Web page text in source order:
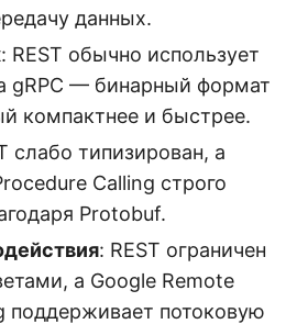
данных.
: REST обычно использует
gRPC — бинарный формат
компактнее и быстрее.
слабо типизирован, а
Calling строго
Protobuf.
: REST ограничен
а Google Remote
поддерживает потоковую